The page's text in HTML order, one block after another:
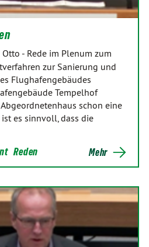
Otto - Rede im Plenum zum
zur Sanierung und
Flughafengebäudes
Tempelhof
schon eine
es sinnvoll, dass die
Reden Mehr